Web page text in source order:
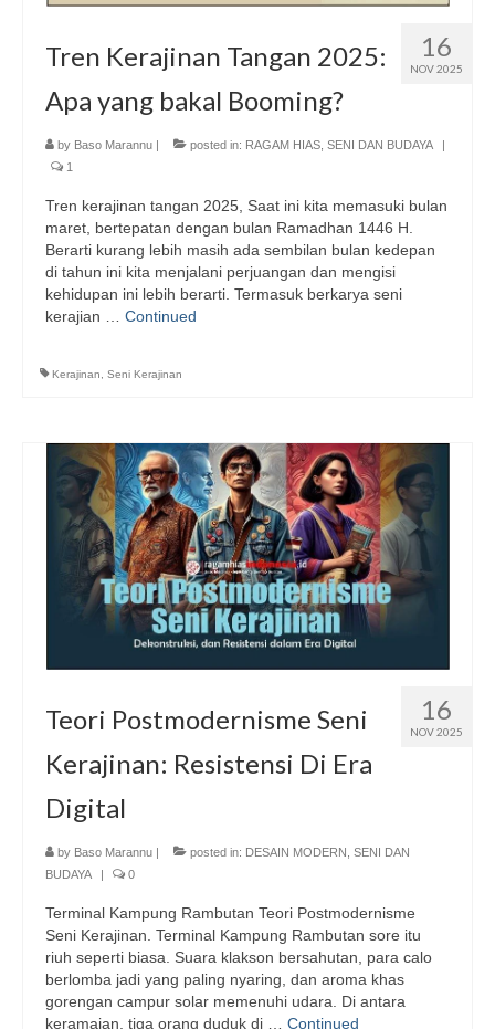
16
NOV 2025
Tren Kerajinan Tangan 2025:
Apa yang bakal Booming?
by Baso Marannu | posted in: RAGAM HIAS SENI DAN BUDAYA
|
1
Tren kerajinan tangan 2025, Saat ini kita memasuki bulan
maret, bertepatan dengan bulan Ramadhan 1446 H.
Berarti kurang lebih masih ada sembilan bulan kedepan
di tahun ini kita menjalani perjuangan dan mengisi
kehidupan ini lebih berarti. Termasuk berkarya seni
kerajian … Continued
Kerajinan Seni Kerajinan
16
NOV 2025
Teori Postmodernisme Seni
Kerajinan: Resistensi Di Era
Digital
by Baso Marannu | posted in: DESAIN MODERN SENI DAN
BUDAYA
| 0
Terminal Kampung Rambutan Teori Postmodernisme
Seni Kerajinan. Terminal Kampung Rambutan sore itu
riuh seperti biasa. Suara klakson bersahutan, para calo
berlomba jadi yang paling nyaring, dan aroma khas
gorengan campur solar memenuhi udara. Di antara
keramaian, tiga orang duduk di … Continued